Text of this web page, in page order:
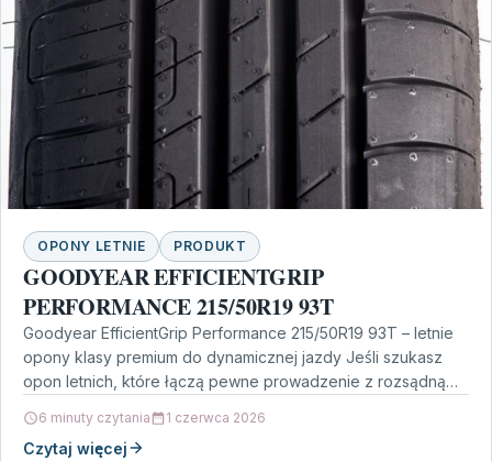
OPONY LETNIE PRODUKT
GOODYEAR EFFICIENTGRIP
PERFORMANCE 215/50R19 93T
Goodyear EfficientGrip Performance 215/50R19 93T – letnie
opony klasy premium do dynamicznej jazdy Jeśli szukasz
opon letnich, które łączą pewne prowadzenie z rozsądną
6 minuty czytania 1 czerwca 2026
Czytaj więcej